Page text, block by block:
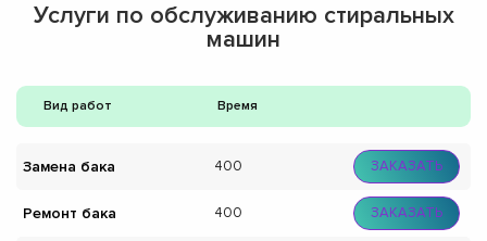
Услуги по обслуживанию стиральных
машин
Вид работ Время
Замена бака 400 ЗАКАЗАТЬ
Ремонт бака 400 ЗАКАЗАТЬ